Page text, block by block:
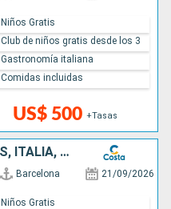
US$ 500 +Tasas
Niños Gratis
Club de niños gratis desde los 3
Gastronomía italiana
Comidas incluidas
ESPAÑA, ISLAS BALEARES, ITALIA, FRANCIA
Barcelona 21/09/2026
Niños Gratis